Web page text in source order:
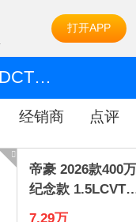
打开APP
2026款 第5代 1.5T DCT尊贵型
经销商 点评
帝豪 2026款400
纪念款 1.5LCVT
耀型
7.29万